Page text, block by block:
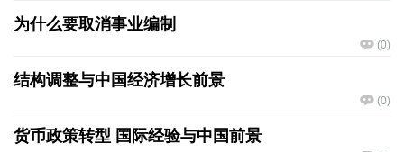
为什么要取消事业编制
(0)
结构调整与中国经济增长前景
(0)
货币政策转型 国际经验与中国前景